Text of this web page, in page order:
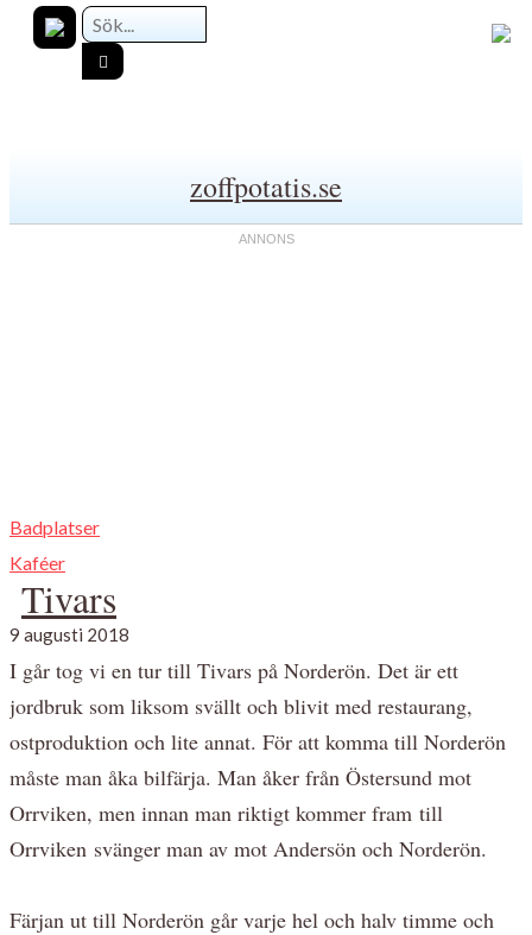
zoffpotatis.se
Badplatser
Kaféer
Tivars
9 augusti 2018
I går tog vi en tur till Tivars på Norderön. Det är ett
jordbruk som liksom svällt och blivit med restaurang,
ostproduktion och lite annat. För att komma till Norderön
måste man åka bilfärja. Man åker från Östersund mot
Orrviken, men innan man riktigt kommer fram till
Orrviken svänger man av mot Andersön och Norderön.
Färjan ut till Norderön går varje hel och halv timme och